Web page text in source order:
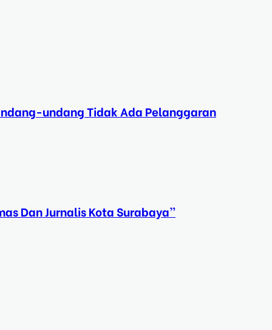
undang Tidak Ada Pelanggaran
Dan Jurnalis Kota Surabaya”